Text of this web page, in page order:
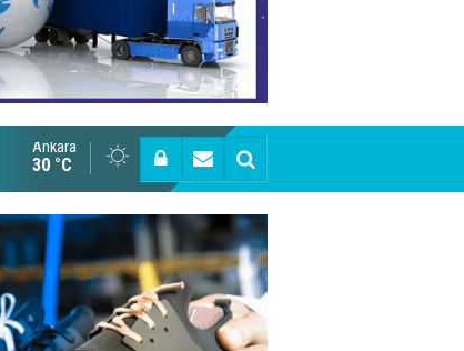
Cottonhill покоряет мировые рынки
Ankara
30 °C